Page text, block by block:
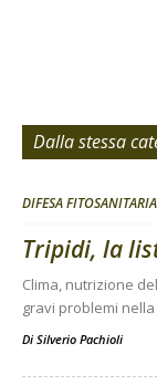
Dalla stessa
DIFESA FITOSANITARIA
Tripidi, la
Clima, nutrizione
gravi problemi
Di Silverio Pachioli